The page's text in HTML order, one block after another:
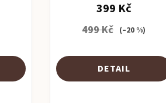
399 Kč
499 Kč (–20 %)
DETAIL